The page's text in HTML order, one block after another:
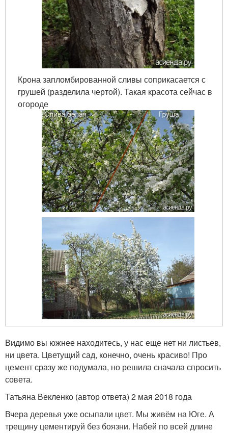
Крона запломбированной сливы соприкасается с
грушей (разделила чертой). Такая красота сейчас в
огороде
Видимо вы южнее находитесь, у нас еще нет ни листьев,
ни цвета. Цветущий сад, конечно, очень красиво! Про
цемент сразу же подумала, но решила сначала спросить
совета.
Татьяна Векленко (автор ответа) 2 мая 2018 года
Вчера деревья уже осыпали цвет. Мы живём на Юге. А
трещину цементируй без боязни. Набей по всей длине